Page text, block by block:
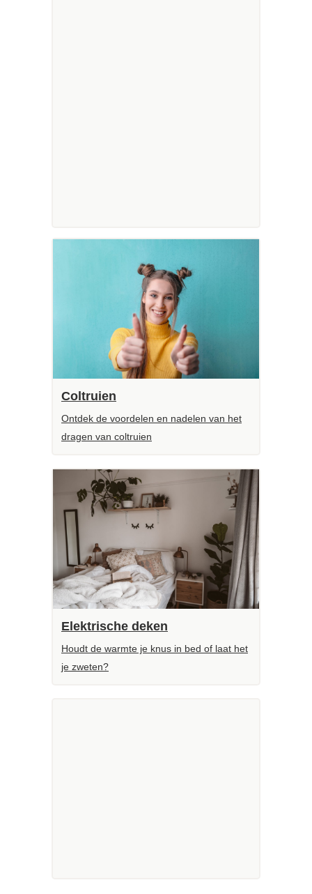
Coltruien
Ontdek de voordelen en nadelen van het
dragen van coltruien
Elektrische deken
Houdt de warmte je knus in bed of laat het
je zweten?